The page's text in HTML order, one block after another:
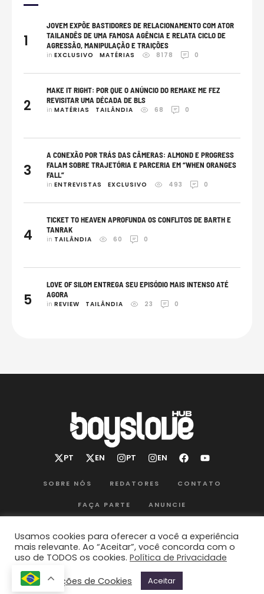
1
JOVEM EXPÕE BASTIDORES DE RELACIONAMENTO COM ATOR
TAILANDÊS DE UMA FAMOSA AGÊNCIA E RELATA CICLO DE
AGRESSÃO, MANIPULAÇÃO E TRAIÇÕES
in EXCLUSIVO MATÉRIAS 8178 0
2
MAKE IT RIGHT: POR QUE O ANÚNCIO DO REMAKE ME FEZ
REVISITAR UMA DÉCADA DE BLS
in MATÉRIAS TAILÂNDIA 68 0
3
A CONEXÃO POR TRÁS DAS CÂMERAS: ALMOND E PROGRESS
FALAM SOBRE TRAJETÓRIA E PARCERIA EM “WHEN ORANGES
FALL”
in ENTREVISTAS EXCLUSIVO 493 0
4
TICKET TO HEAVEN APROFUNDA OS CONFLITOS DE BARTH E
TANRAK
in TAILÂNDIA 60 0
5
LOVE OF SILOM ENTREGA SEU EPISÓDIO MAIS INTENSO ATÉ
AGORA
in REVIEW TAILÂNDIA 23 0
SOBRE NÓS REDATORES CONTATO
FAÇA PARTE ANUNCIE
HUB - Y Media Group © 2026 - All Rights Reserved